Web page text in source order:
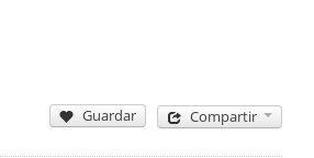
Guardar Compartir